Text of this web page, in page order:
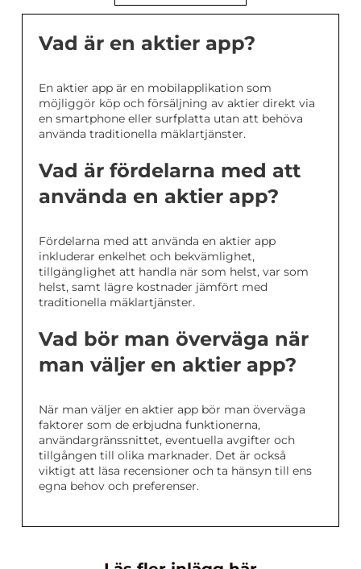
Vad är en aktier app?
En aktier app är en mobilapplikation som
möjliggör köp och försäljning av aktier direkt via
en smartphone eller surfplatta utan att behöva
använda traditionella mäklartjänster.
Vad är fördelarna med att
använda en aktier app?
Fördelarna med att använda en aktier app
inkluderar enkelhet och bekvämlighet,
tillgänglighet att handla när som helst, var som
helst, samt lägre kostnader jämfört med
traditionella mäklartjänster.
Vad bör man överväga när
man väljer en aktier app?
När man väljer en aktier app bör man överväga
faktorer som de erbjudna funktionerna,
användargränssnittet, eventuella avgifter och
tillgången till olika marknader. Det är också
viktigt att läsa recensioner och ta hänsyn till ens
egna behov och preferenser.